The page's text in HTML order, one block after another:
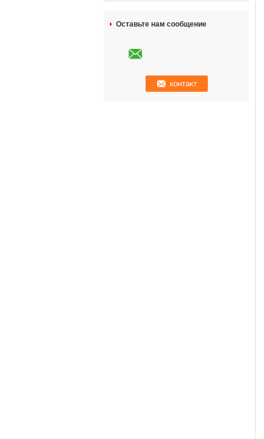
Оставьте нам сообщение